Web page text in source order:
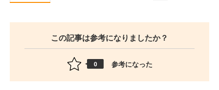
この記事は参考になりましたか？
0 参考になった